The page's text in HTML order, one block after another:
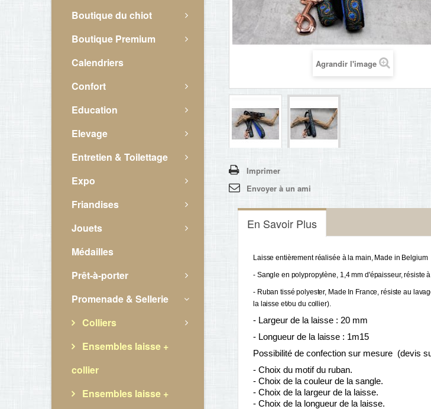
Boutique du chiot
Boutique Premium
Calendriers
Confort
Education
Elevage
Entretien & Toilettage
Expo
Friandises
Jouets
Médailles
Prêt-à-porter
Promenade & Sellerie
Colliers
Ensembles laisse +
collier
Ensembles laisse +
Agrandir l'image
Imprimer
Envoyer à un ami
En Savoir Plus
Laisse entièrement réalisée à la main, Made in Belgium
- Sangle en polypropylène, 1,4 mm d'épaisseur, résiste
- Ruban tissé polyester, Made In France, résiste au
la laisse et/ou du collier).
- Largeur de la laisse : 20 mm
- Longueur de la laisse : 1m15
Possibilité de confection sur mesure (devis
- Choix du motif du ruban.
- Choix de la couleur de la sangle.
- Choix de la largeur de la laisse.
- Choix de la longueur de la laisse.